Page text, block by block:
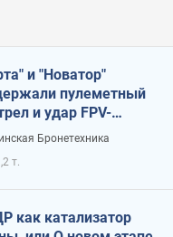
и "Новатор"
пулеметный
и удар FPV-
сохранив жизнь
Бронетехника
т.
как катализатор